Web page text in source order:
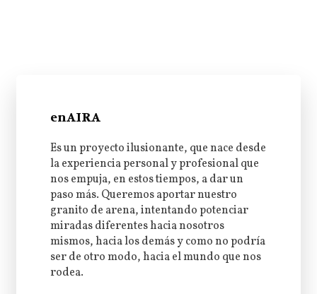
enAIRA
Es un proyecto ilusionante, que nace desde
la experiencia personal y profesional que
nos empuja, en estos tiempos, a dar un
paso más. Queremos aportar nuestro
granito de arena, intentando potenciar
miradas diferentes hacia nosotros
mismos, hacia los demás y como no podría
ser de otro modo, hacia el mundo que nos
rodea.